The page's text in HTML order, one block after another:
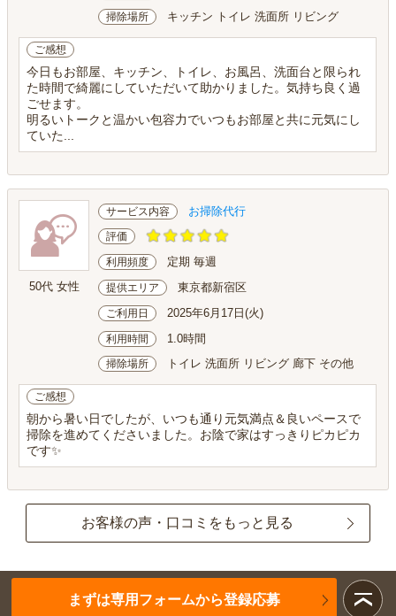
掃除場所 キッチン トイレ 洗面所 リビング
ご感想
今日もお部屋、キッチン、トイレ、お風呂、洗面台と限られ
た時間で綺麗にしていただいて助かりました。気持ち良く過
ごせます。
明るいトークと温かい包容力でいつもお部屋と共に元気にし
ていた...
50代 女性
サービス内容 お掃除代行
評価
利用頻度 定期 毎週
提供エリア 東京都新宿区
ご利用日 2025年6月17日(火)
利用時間 1.0時間
掃除場所 トイレ 洗面所 リビング 廊下 その他
ご感想
朝から暑い日でしたが、いつも通り元気満点＆良いペースで
掃除を進めてくださいました。お陰で家はすっきりピカピカ
です✨
お客様の声・口コミをもっと見る
まずは専用フォームから登録応募